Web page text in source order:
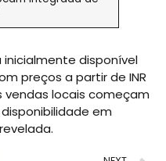
inicialmente disponível
preços a partir de INR
vendas locais começam
em